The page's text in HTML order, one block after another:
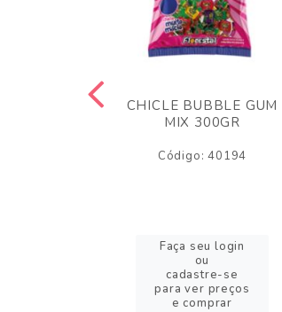
CHICLE BUBBLE GUM
MIX 300GR
Código: 40194
Faça seu login
ou
cadastre-se
para ver preços
e comprar